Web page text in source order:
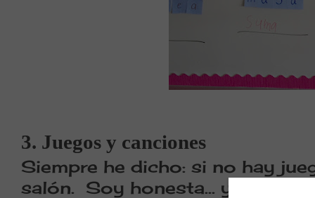
3. Juegos y canciones
Siempre he dicho: si no hay
salón.
Soy honesta... y